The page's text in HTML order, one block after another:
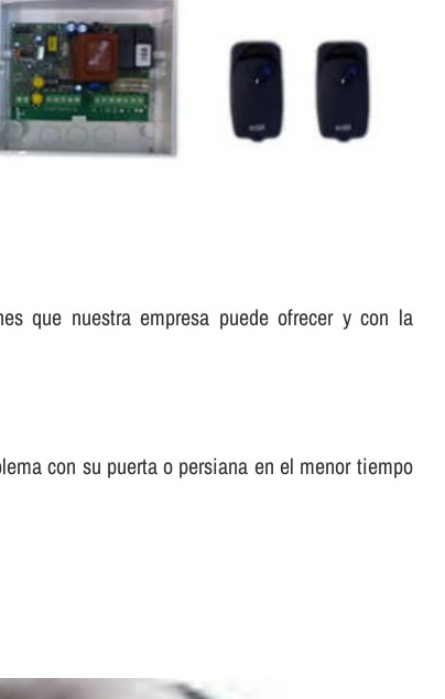
que nuestra empresa puede ofrecer y con la
con su puerta o persiana en el menor tiempo